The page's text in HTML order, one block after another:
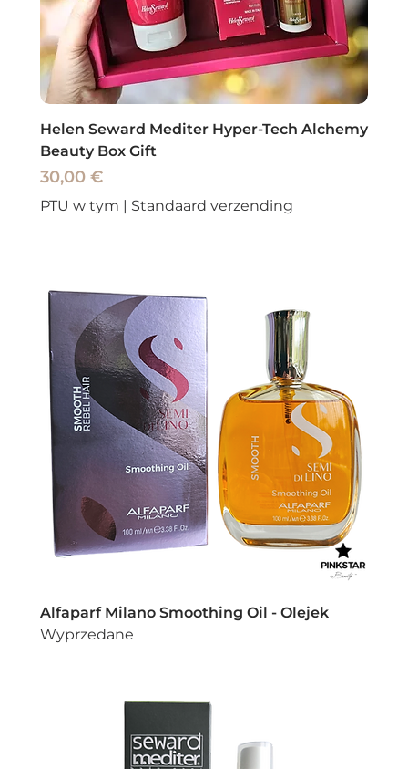
Helen Seward Mediter Hyper-Tech Alchemy
Beauty Box Gift
Cena
30,00 €
PTU w tym Standaard verzending
Alfaparf Milano Smoothing Oil - Olejek
Wyprzedane